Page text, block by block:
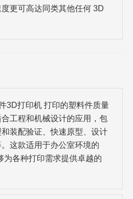
更可高达同类其他任何 3D
3D打印机 打印的塑料件质量
工程和机械设计的应用，包
装配验证、快速原型、设计
这款适用于办公室环境的
为各种打印需求提供卓越的